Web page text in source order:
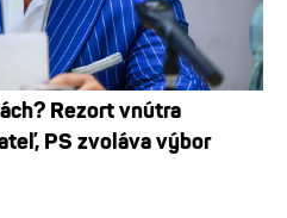
Rezort vnútra
PS zvoláva výbor